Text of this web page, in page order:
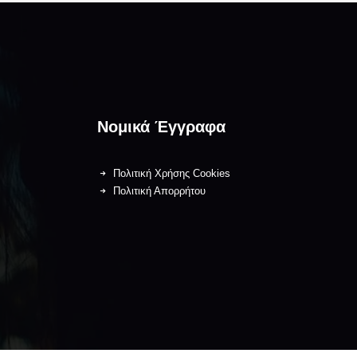
Νομικά Έγγραφα
Πολιτική Χρήσης Cookies
Πολιτική Απορρήτου